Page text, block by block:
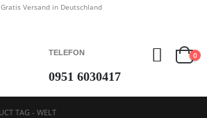
Gratis Versand in Deutschland
TELEFON
0951 6030417
0
TAG -WELT